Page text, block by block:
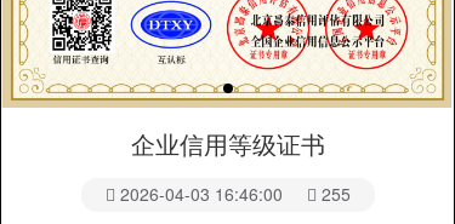
企业信用等级证书
2026-04-03 16:46:00 255